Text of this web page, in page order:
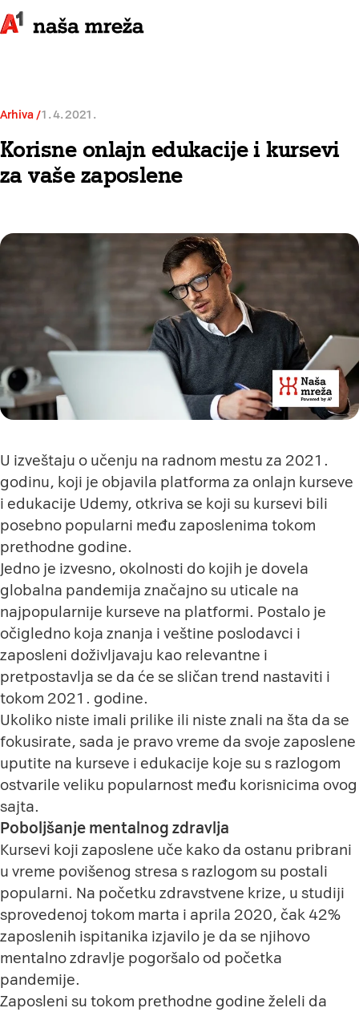
Arhiva 1. 4. 2021.
Korisne onlajn edukacije i kursevi
za vaše zaposlene
U izveštaju o učenju na radnom mestu za 2021.
godinu, koji je objavila platforma za onlajn kurseve
i edukacije Udemy, otkriva se koji su kursevi bili
posebno popularni među zaposlenima tokom
prethodne godine.
Jedno je izvesno, okolnosti do kojih je dovela
globalna pandemija značajno su uticale na
najpopularnije kurseve na platformi. Postalo je
očigledno koja znanja i veštine poslodavci i
zaposleni doživljavaju kao relevantne i
pretpostavlja se da će se sličan trend nastaviti i
tokom 2021. godine.
Ukoliko niste imali prilike ili niste znali na šta da se
fokusirate, sada je pravo vreme da svoje zaposlene
uputite na kurseve i edukacije koje su s razlogom
ostvarile veliku popularnost među korisnicima ovog
sajta.
Poboljšanje mentalnog zdravlja
Kursevi koji zaposlene uče kako da ostanu pribrani
u vreme povišenog stresa s razlogom su postali
popularni. Na početku zdravstvene krize, u studiji
sprovedenoj tokom marta i aprila 2020, čak 42%
zaposlenih ispitanika izjavilo je da se njihovo
mentalno zdravlje pogoršalo od početka
pandemije.
Zaposleni su tokom prethodne godine želeli da